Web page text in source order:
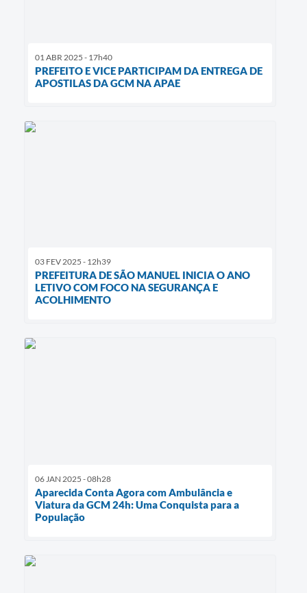
01 ABR 2025 - 17h40
PREFEITO E VICE PARTICIPAM DA ENTREGA DE
APOSTILAS DA GCM NA APAE
03 FEV 2025 - 12h39
PREFEITURA DE SÃO MANUEL INICIA O ANO
LETIVO COM FOCO NA SEGURANÇA E
ACOLHIMENTO
06 JAN 2025 - 08h28
Aparecida Conta Agora com Ambulância e
Viatura da GCM 24h: Uma Conquista para a
População